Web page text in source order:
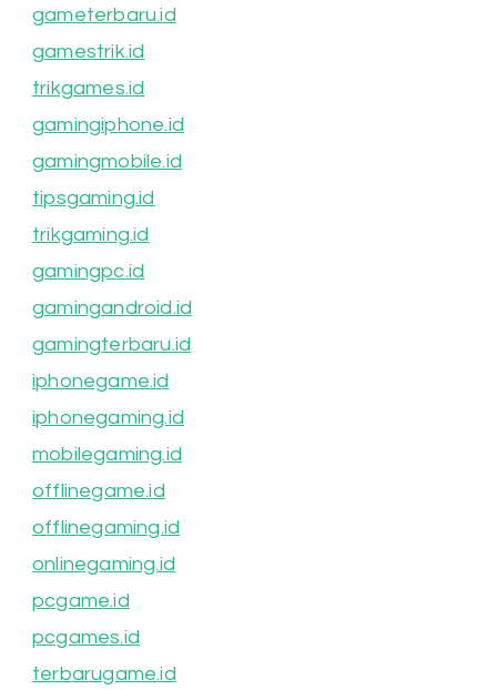
gameterbaru.id
gamestrik.id
trikgames.id
gamingiphone.id
gamingmobile.id
tipsgaming.id
trikgaming.id
gamingpc.id
gamingandroid.id
gamingterbaru.id
iphonegame.id
iphonegaming.id
mobilegaming.id
offlinegame.id
offlinegaming.id
onlinegaming.id
pcgame.id
pcgames.id
terbarugame.id